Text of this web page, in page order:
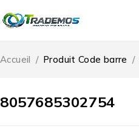
8057685302754
Accueil / Produit Code barre /